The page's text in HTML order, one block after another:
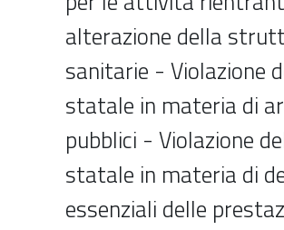
alterazione della
sanitarie - Violazione
statale in materia di
pubblici - Violazione
statale in materia di
essenziali delle